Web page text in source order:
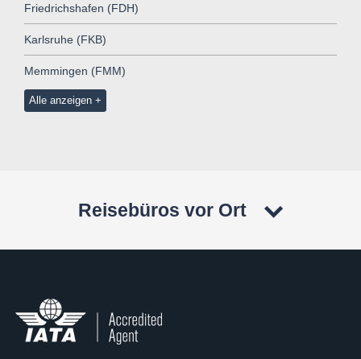
Friedrichshafen (FDH)
Karlsruhe (FKB)
Memmingen (FMM)
Alle anzeigen
Reisebüros vor Ort